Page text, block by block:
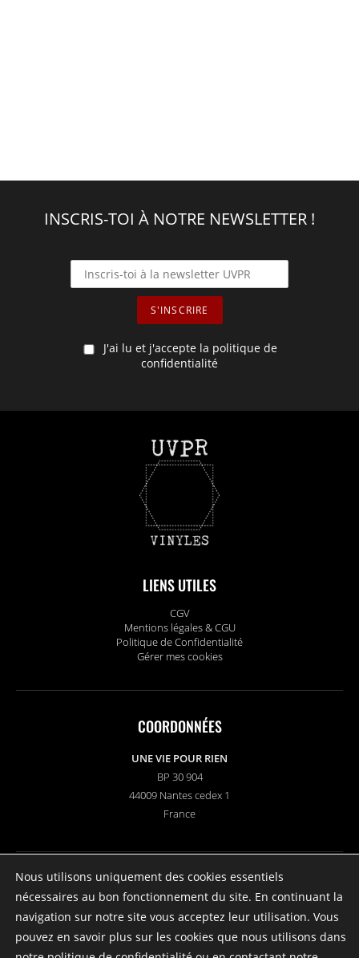
INSCRIS-TOI À NOTRE NEWSLETTER !
J'ai lu et j'accepte la politique de
confidentialité
LIENS UTILES
CGV
Mentions légales & CGU
Politique de Confidentialité
Gérer mes cookies
COORDONNÉES
UNE VIE POUR RIEN
BP 30 904
44009 Nantes cedex 1
France
SUIVEZ-NOUS
Nous utilisons uniquement des cookies essentiels
nécessaires au bon fonctionnement du site. En continuant la
navigation sur notre site vous acceptez leur utilisation. Vous
pouvez en savoir plus sur les cookies que nous utilisons dans